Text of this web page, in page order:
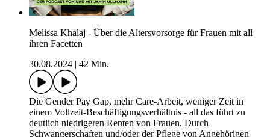
Melissa Khalaj - Über die Altersvorsorge für Frauen mit all
ihren Facetten
30.08.2024
42 Min.
Die Gender Pay Gap, mehr Care-Arbeit, weniger Zeit in
einem Vollzeit-Beschäftigungsverhältnis - all das führt zu
deutlich niedrigeren Renten von Frauen. Durch
Schwangerschaften und/oder der Pflege von Angehörigen